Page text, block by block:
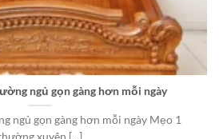
ngủ gọn gàng hơn mỗi ngày
ngủ gọn gàng hơn mỗi ngày Mẹo 1